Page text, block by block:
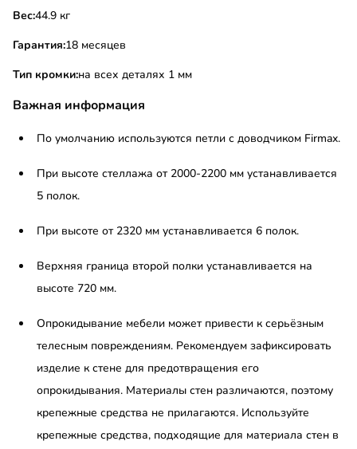
Вес:
44.9 кг
Гарантия:18 месяцев
Тип кромки:на всех деталях 1 мм
Важная информация
По умолчанию используются петли с доводчиком Firmax.
При высоте стеллажа от 2000-2200 мм устанавливается
5 полок.
При высоте от 2320 мм устанавливается 6 полок.
Верхняя граница второй полки устанавливается на
высоте 720 мм.
Опрокидывание мебели может привести к серьёзным
телесным повреждениям. Рекомендуем зафиксировать
изделие к стене для предотвращения его
опрокидывания. Материалы стен различаются, поэтому
крепежные средства не прилагаются. Используйте
крепежные средства, подходящие для материала стен в